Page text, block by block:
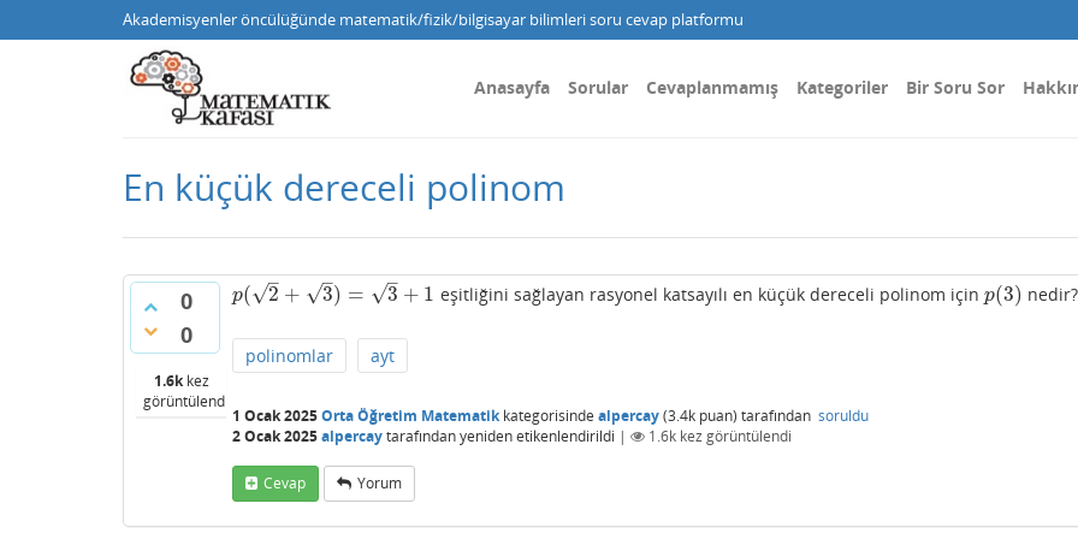
Akademisyenler öncülüğünde matematik/fizik/bilgisayar bilimleri soru cevap platformu
Anasayfa Sorular Cevaplanmamış Kategoriler Bir Soru Sor
En küçük dereceli polinom
0
0
1.6kkez
görüntülendi
p( 2
–
√ + 3
–
√ ) = 3
–
√ + 1
p(2+3) =3 +1 eşitliğini sağlayan rasyonel katsayılı en küçük dereceli polinom için p(3)
p(3) nedir?
polinomlar ayt
1 Ocak 2025Orta Öğretim Matematikkategorisinde alpercay(3.4k puan) tarafından soruldu
2 Ocak 2025alpercaytarafındanyeniden etikenlendirildi | 1.6k kez görüntülendi
Cevap Yorum